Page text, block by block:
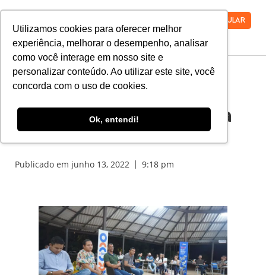
Utilizamos cookies para oferecer melhor
experiência, melhorar o desempenho, analisar
como você interage em nosso site e
personalizar conteúdo. Ao utilizar este site, você
concorda com o uso de cookies.
Ok, entendi!
VESTIBULAR
Sucesso: V Mostra
Cientíca é realizada na
Faro
Publicado em junho 13, 2022 9:18 pm